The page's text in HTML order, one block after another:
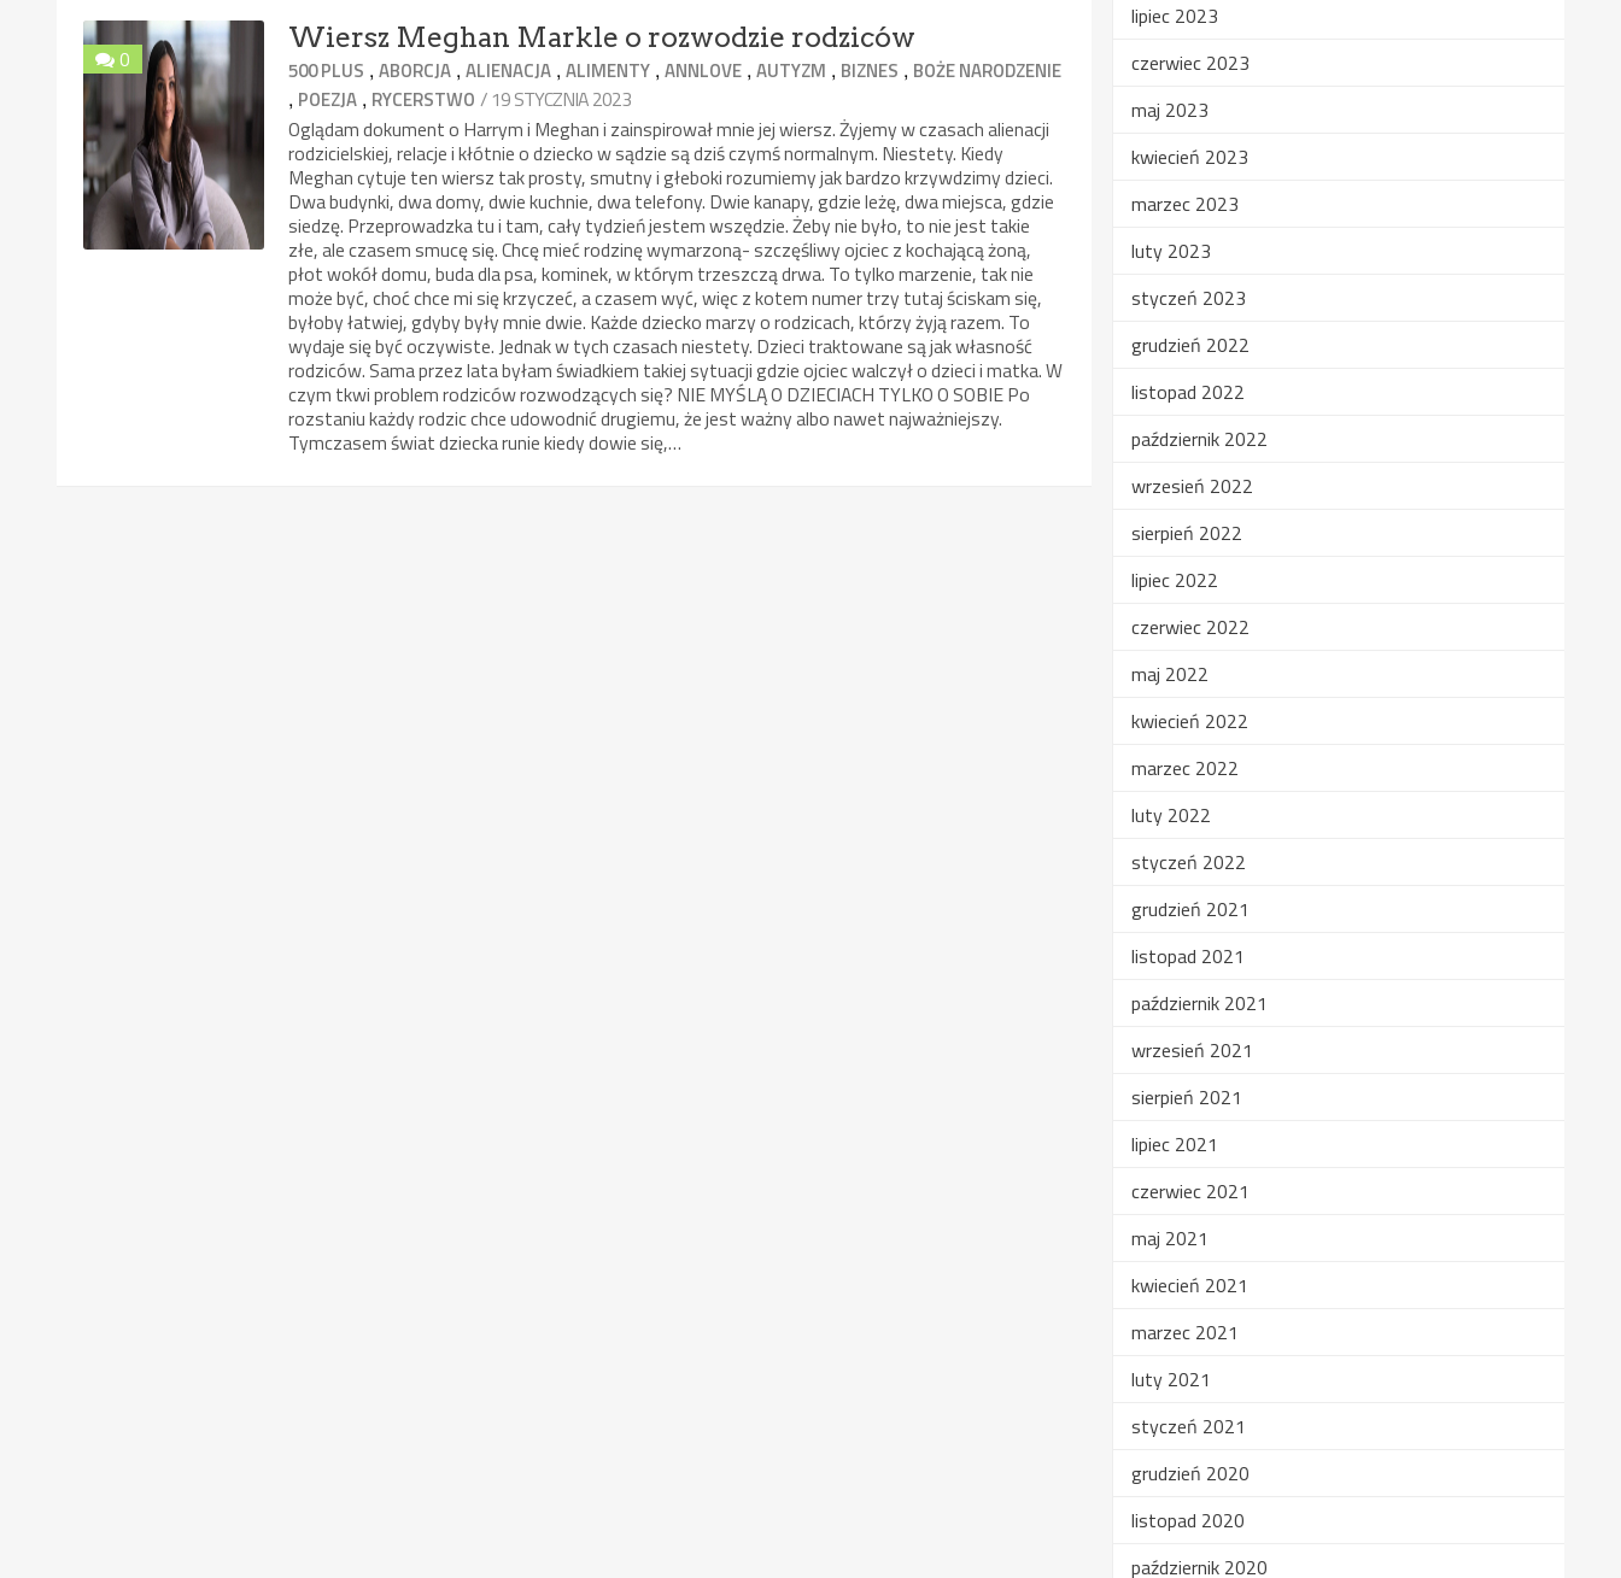
0
Wiersz Meghan Markle o rozwodzie rodziców
500 PLUS ,ABORCJA ,ALIENACJA ,ALIMENTY ,ANNLOVE ,AUTYZM , BIZNES , BOŻE NARODZENIE
, POEZJA , RYCERSTWO / 19 STYCZNIA 2023
Oglądam dokument o Harrym i Meghan i zainspirował mnie jej wiersz. Żyjemy w czasach alienacji
rodzicielskiej, relacje i kłótnie o dziecko w sądzie są dziś czymś normalnym. Niestety. Kiedy
Meghan cytuje ten wiersz tak prosty, smutny i głeboki rozumiemy jak bardzo krzywdzimy dzieci.
Dwa budynki, dwa domy, dwie kuchnie, dwa telefony. Dwie kanapy, gdzie leżę, dwa miejsca, gdzie
siedzę. Przeprowadzka tu i tam, cały tydzień jestem wszędzie. Żeby nie było, to nie jest takie
złe, ale czasem smucę się. Chcę mieć rodzinę wymarzoną- szczęśliwy ojciec z kochającą żoną,
płot wokół domu, buda dla psa, kominek, w którym trzeszczą drwa. To tylko marzenie, tak nie
może być, choć chce mi się krzyczeć, a czasem wyć, więc z kotem numer trzy tutaj ściskam się,
byłoby łatwiej, gdyby były mnie dwie. Każde dziecko marzy o rodzicach, którzy żyją razem. To
wydaje się być oczywiste. Jednak w tych czasach niestety. Dzieci traktowane są jak własność
rodziców. Sama przez lata byłam świadkiem takiej sytuacji gdzie ojciec walczył o dzieci i matka. W
czym tkwi problem rodziców rozwodzących się? NIE MYŚLĄ O DZIECIACH TYLKO O SOBIE Po
rozstaniu każdy rodzic chce udowodnić drugiemu, że jest ważny albo nawet najważniejszy.
Tymczasem świat dziecka runie kiedy dowie się,…
lipiec 2023
czerwiec 2023
maj 2023
kwiecień 2023
marzec 2023
luty 2023
styczeń 2023
grudzień 2022
listopad 2022
październik 2022
wrzesień 2022
sierpień 2022
lipiec 2022
czerwiec 2022
maj 2022
kwiecień 2022
marzec 2022
luty 2022
styczeń 2022
grudzień 2021
listopad 2021
październik 2021
wrzesień 2021
sierpień 2021
lipiec 2021
czerwiec 2021
maj 2021
kwiecień 2021
marzec 2021
luty 2021
styczeń 2021
grudzień 2020
listopad 2020
październik 2020